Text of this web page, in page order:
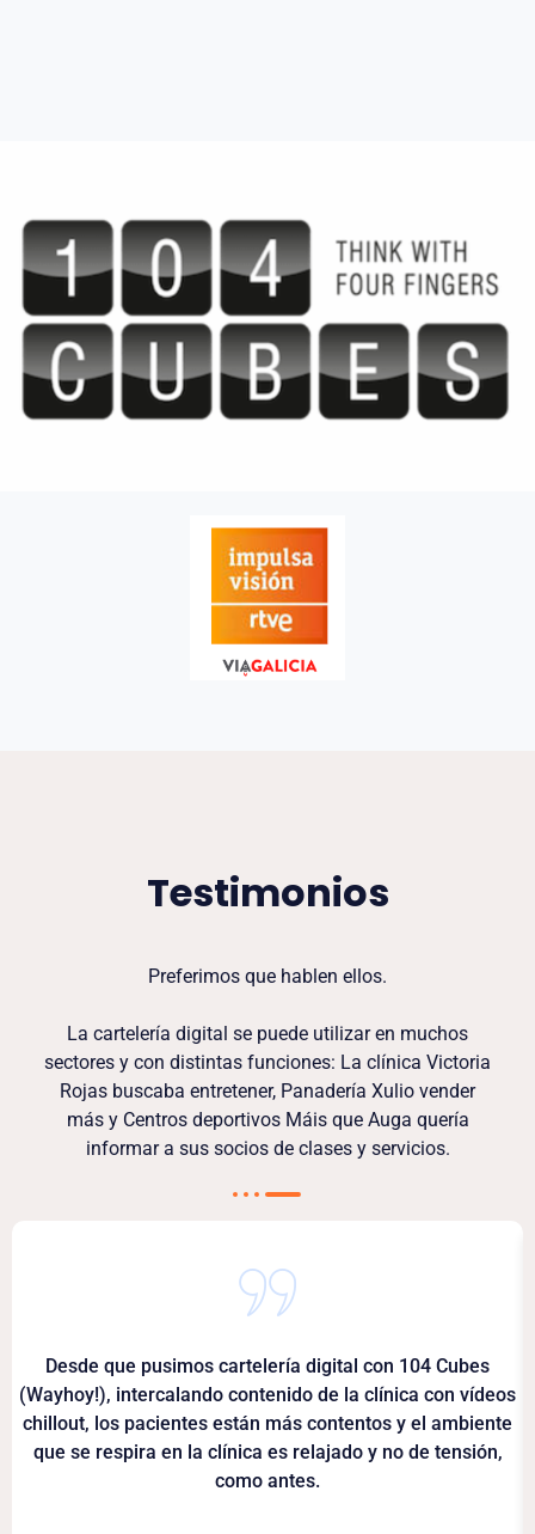
Testimonios
Preferimos que hablen ellos.
La cartelería digital se puede utilizar en muchos
sectores y con distintas funciones: La clínica Victoria
Rojas buscaba entretener, Panadería Xulio vender
más y Centros deportivos Máis que Auga quería
informar a sus socios de clases y servicios.
Desde que pusimos cartelería digital con 104 Cubes
(Wayhoy!), intercalando contenido de la clínica con vídeos
chillout, los pacientes están más contentos y el ambiente
que se respira en la clínica es relajado y no de tensión,
como antes.